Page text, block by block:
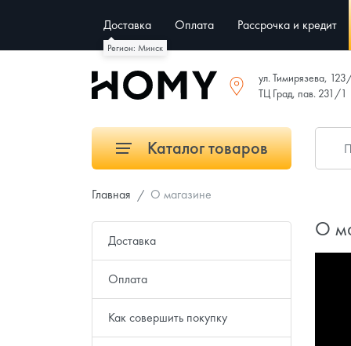
Регион: Минск
Доставка Оплата Рассрочка и кредит
ул. Тимирязева,
ТЦ Град, пав. 231/1
Каталог товаров
Главная О магазине
О
Доставка
Оплата
Как совершить покупку